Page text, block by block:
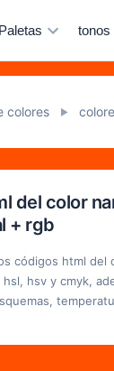
Paletas tonos
colores ►
del color
+ rgb
códigos html del
hsl, hsv y cmyk,